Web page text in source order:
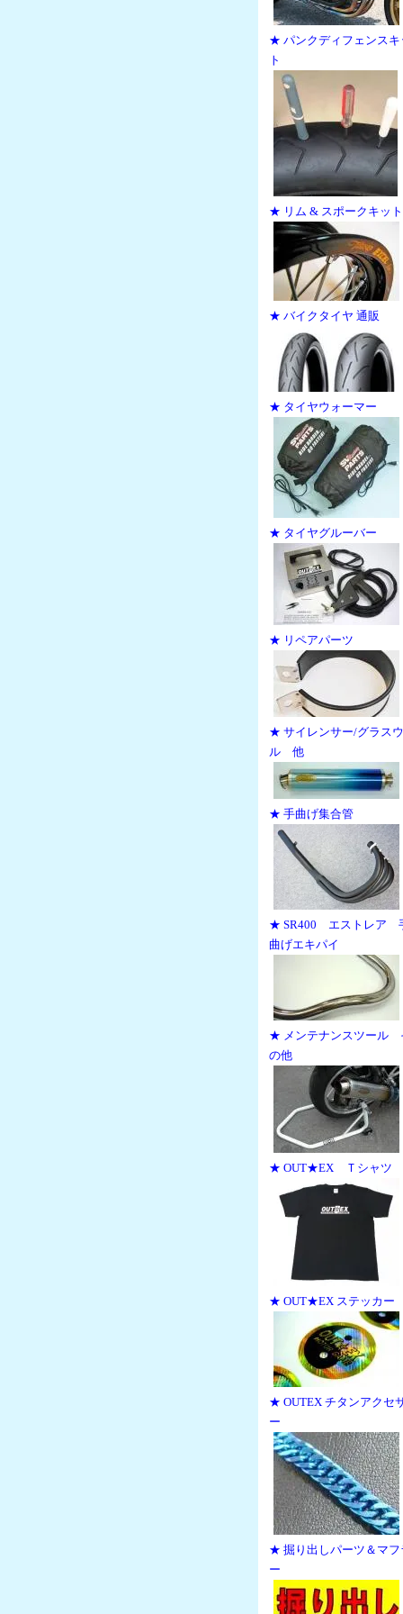
★ パンクディフェンスキ
ト
★ リム & スポークキット
★ バイクタイヤ 通販
★ タイヤウォーマー
★ タイヤグルーバー
★ リペアパーツ
★ サイレンサー/グラス
ル 他
★ 手曲げ集合管
★ SR400 エストレア
曲げエキパイ
★ メンテナンスツール
の他
★ OUT★EX Ｔシャツ
★ OUT★EX ステッカー
★ OUTEX チタンアクセ
ー
★ 掘り出しパーツ＆マフ
ー